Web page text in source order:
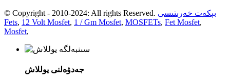
© Copyright - 2010-2024: All rights Reserved. بېكەت خەرىتىسى
Fets, 12 Volt Mosfet, 1 / Gm Mosfet, MOSFETs, Fet Mosfet,
Mosfet,
جەدۋەلنى يوللاش